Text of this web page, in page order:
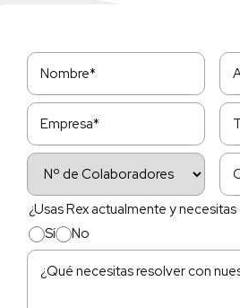
¿Usas Rex actualmente y
Sí
No